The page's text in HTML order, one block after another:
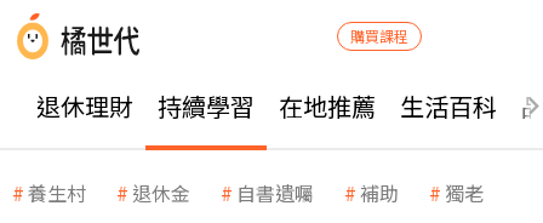
購買課程
退休理財 持續學習 在地推薦 生活百科
養生村 退休金 自書遺囑 補助 獨老